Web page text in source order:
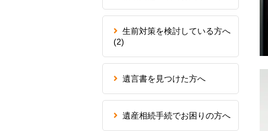
生前対策を検討している方へ
(2)
遺言書を見つけた方へ
遺産相続手続でお困りの方へ